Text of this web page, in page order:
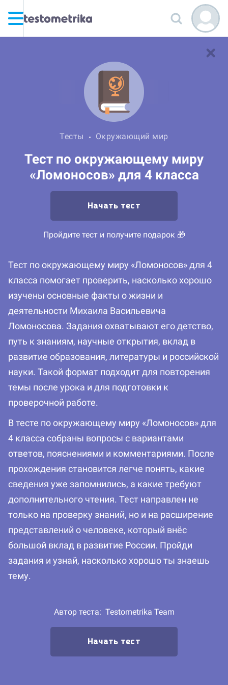
Тесты Окружающий мир
Тест по окружающему миру
«Ломоносов» для 4 класса
Начать тест
Пройдите тест и получите подарок 🎁
Тест по окружающему миру «Ломоносов» для 4
класса помогает проверить, насколько хорошо
изучены основные факты о жизни и
деятельности Михаила Васильевича
Ломоносова. Задания охватывают его детство,
путь к знаниям, научные открытия, вклад в
развитие образования, литературы и российской
науки. Такой формат подходит для повторения
темы после урока и для подготовки к
проверочной работе.
В тесте по окружающему миру «Ломоносов» для
4 класса собраны вопросы с вариантами
ответов, пояснениями и комментариями. После
прохождения становится легче понять, какие
сведения уже запомнились, а какие требуют
дополнительного чтения. Тест направлен не
только на проверку знаний, но и на расширение
представлений о человеке, который внёс
большой вклад в развитие России. Пройди
задания и узнай, насколько хорошо ты знаешь
тему.
Автор теста: Testometrika Team
Начать тест